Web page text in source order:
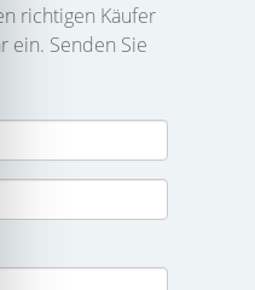
richtigen Käufer
ein. Senden Sie